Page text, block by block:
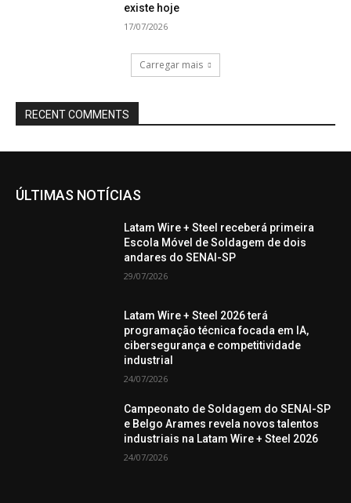
existe hoje
17/07/2026
Carregar mais
RECENT COMMENTS
ÚLTIMAS NOTÍCIAS
Latam Wire + Steel receberá primeira
Escola Móvel de Soldagem de dois
andares do SENAI-SP
29/07/2026
Latam Wire + Steel 2026 terá
programação técnica focada em IA,
cibersegurança e competitividade
industrial
24/07/2026
Campeonato de Soldagem do SENAI-SP
e Belgo Arames revela novos talentos
industriais na Latam Wire + Steel 2026
24/07/2026